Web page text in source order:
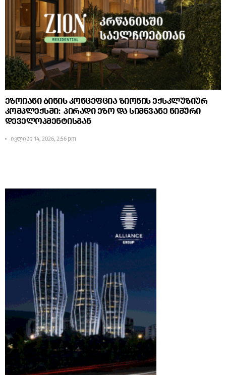
ეზოიანი ბინის კონცეფცია ზიონის ექსკლუზიურ
კომპლექსში: პირადი ეზო და სიმწვანე ნიშური
დეველოპმენტისგან
ივლისი 14, 2026, 2:56 pm